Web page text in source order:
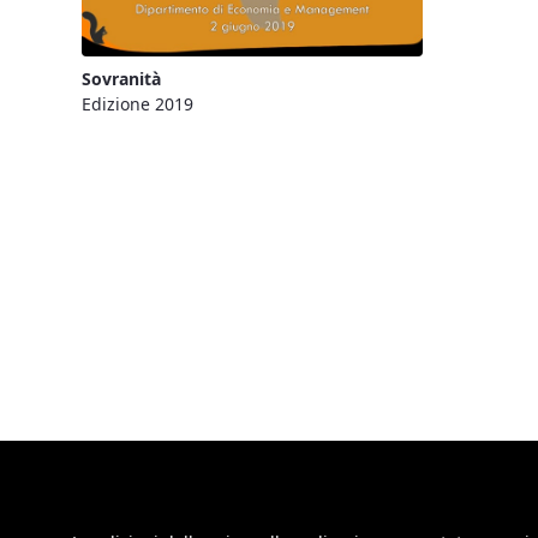
Sovranità
Edizione 2019